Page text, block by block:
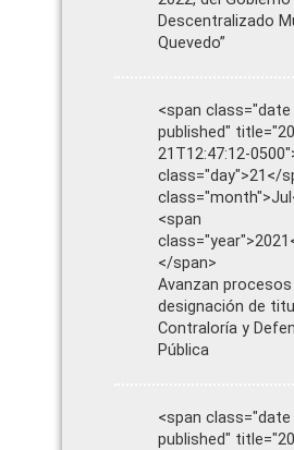
Descentralizado
Quevedo”
<span
published"
21T12:47:12-
class="day">21</
<span
</span>
Avanzan procesos
designación de
Contraloría y
Pública
<span
published"